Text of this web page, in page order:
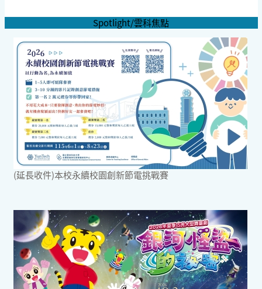
Spotlight/雲科焦點
(延長收件)本校永續校園創新節電挑戰賽